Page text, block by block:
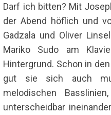
Darf ich bitten? Mit
der Abend höflich und
Gadzala und Oliver
Mariko Sudo am
Hintergrund. Schon in
gut sie sich auch
melodischen
unterscheidbar